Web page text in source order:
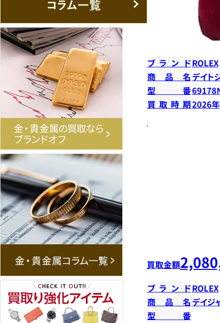
ブランドROLEX
商品名 デイト
型番
買取時期2026
買取金額
ブランドROLEX
商品名 デイジ
型番